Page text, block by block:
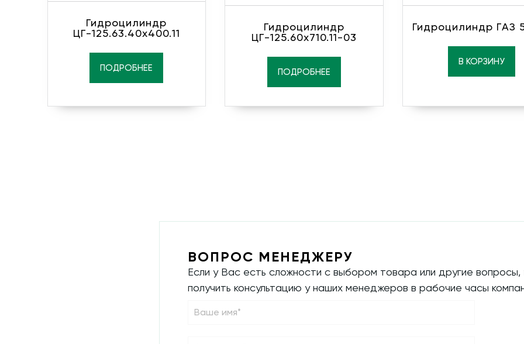
Гидроцилиндр
ЦГ-125.63.40х400.11
ПОДРОБНЕЕ
Гидроцилиндр
ЦГ-125.60х710.11-03
ПОДРОБНЕЕ
Гидроцилиндр ГАЗ
В КОРЗИНУ
ВОПРОС МЕНЕДЖЕРУ
Если у Вас есть сложности с выбором товара или другие
получить консультацию у наших менеджеров в рабочие часы